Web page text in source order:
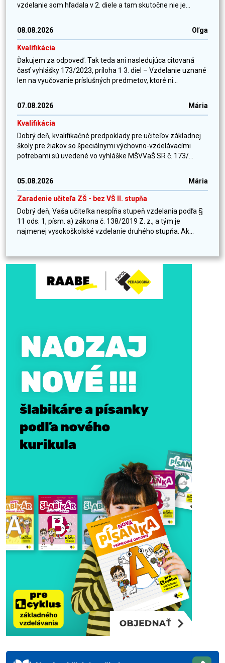
vzdelanie som hľadala v 2. diele a tam skutočne nie je...
08.08.2026 Oľga
Kvalifikácia
Ďakujem za odpoveď. Tak teda ani nasledujúca citovaná
časť vyhlášky 173/2023, príloha 1 3. diel – Vzdelanie uznané
len na vyučovanie príslušných predmetov, ktoré ni...
07.08.2026 Mária
Kvalifikácia
Dobrý deň, kvalifikačné predpoklady pre učiteľov základnej
školy pre žiakov so špeciálnymi výchovno-vzdelávacími
potrebami sú uvedené vo vyhláške MŠVVaŠ SR č. 173/...
05.08.2026 Mária
Zaradenie učiteľa ZŠ - bez VŠ II. stupňa
Dobrý deň, Vaša učiteľka nespĺňa stupeň vzdelania podľa §
11 ods. 1, písm. a) zákona č. 138/2019 Z. z., a tým je
najmenej vysokoškolské vzdelanie druhého stupňa. Ak...